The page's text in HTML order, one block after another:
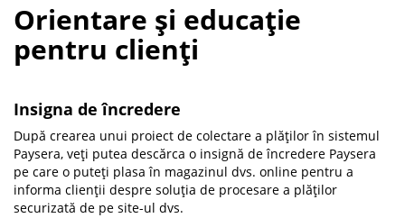
Orientare și educație
pentru clienți
Insigna de încredere
După crearea unui proiect de colectare a plăților în sistemul
Paysera, veți putea descărca o insignă de încredere Paysera
pe care o puteți plasa în magazinul dvs. online pentru a
informa clienții despre soluția de procesare a plăților
securizată de pe site-ul dvs.